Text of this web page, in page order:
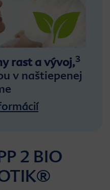
rast a vývoj,3
v naštiepenej
2 BIO